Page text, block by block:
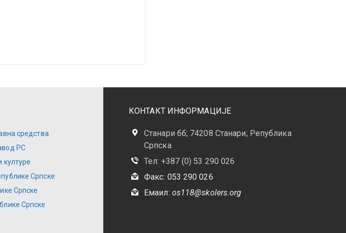
средства
РС
културе
Српске
Српске
Српске
КОНТАКТ ИНФОРМАЦИЈЕ
Станари бб; 74208 Станари; Република
Српска
Тел: +387 (0) 53 290 026
Факс: 053 290 026
Емаил: os118@skolers.org